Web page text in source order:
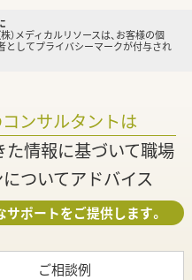
）メディカルリソースは、お客様の個
としてプライバシーマークが付与され
ンサルタントは
た情報に基づいて職場
ついてアドバイス
ポートをご提供します。
ご相談例